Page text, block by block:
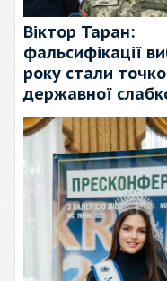
Віктор Таран:
фальсифікації
року стали
державної